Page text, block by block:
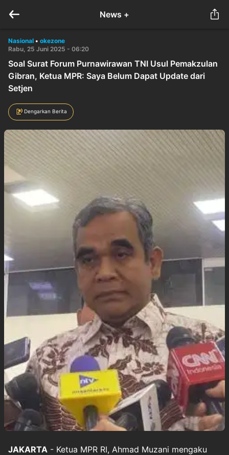
News +
Nasional • okezone
Rabu, 25 Juni 2025 - 06:20
Soal Surat Forum Purnawirawan TNI Usul Pemakzulan
Gibran, Ketua MPR: Saya Belum Dapat Update dari
Setjen
Dengarkan Berita
JAKARTA - Ketua MPR RI, Ahmad Muzani mengaku